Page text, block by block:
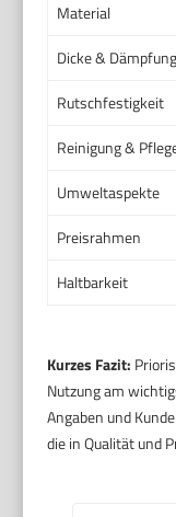
Material
Dicke & Dämpfung
Rutschfestigkeit
Reinigung &
Umweltaspekte
Preisrahmen
Haltbarkeit
Kurzes Fazit:
Nutzung am
Angaben und
die in Qualität und